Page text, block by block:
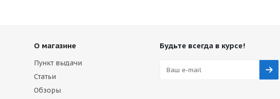
О магазине
Пункт выдачи
Статьи
Обзоры
Будьте всегда в курсе!